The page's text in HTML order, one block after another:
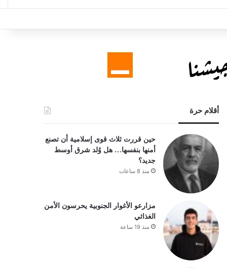
أقلام حرة
حين قررت ثلاث قوى إسلامية أن تصنع
أمنها بنفسها… هل وُلد شرق أوسط
جديد؟
منذ 8 ساعات
مزارعو الأغوار الجنوبية يحرسون الأمن
الغذائي
منذ 19 ساعة